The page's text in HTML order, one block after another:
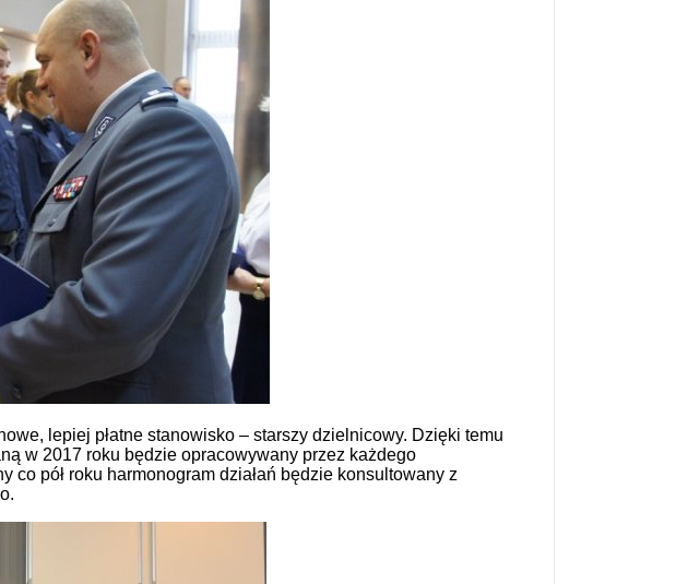
lepiej płatne stanowisko – starszy dzielnicowy. Dzięki temu
w 2017 roku będzie opracowywany przez każdego
co pół roku harmonogram działań będzie konsultowany z